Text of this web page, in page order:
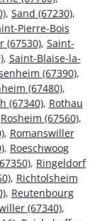
, Sand (67230),
Pierre-Bois
(67530), Saint-
, Saint-Blaise-la-
(67390),
(67480),
(67340), Rothau
Rosheim (67560),
, Romanswiller
, Roeschwoog
, Ringeldorf
, Richtolsheim
, Reutenbourg
(67340),